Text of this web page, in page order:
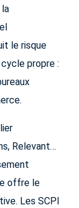
la
le risque
propre :
Relevant…
offre le
Les SCPI